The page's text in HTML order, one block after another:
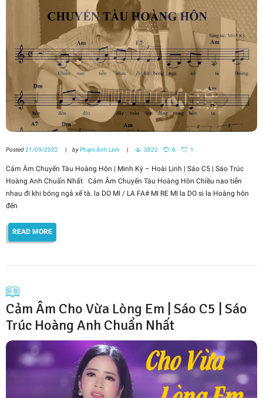
Posted21/09/2022 byPhạm Ánh Linh 3822 0 1
Cảm Âm Chuyến Tàu Hoàng Hôn | Minh Kỳ – Hoài Linh | Sáo C5 | Sáo Trúc
Hoàng Anh Chuẩn Nhất Cảm Âm Chuyến Tàu Hoàng Hôn Chiều nao tiễn
nhau đi khi bóng ngả xế tà. la DO MI / LA FA# MI RE MI la DO si la Hoàng hôn
đến
READ MORE
Cảm Âm Cho Vừa Lòng Em | Sáo C5 | Sáo
Trúc Hoàng Anh Chuẩn Nhất